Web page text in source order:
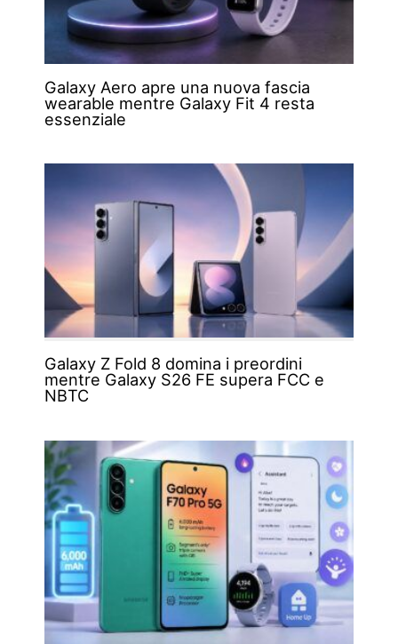
Galaxy Aero apre una nuova fascia
wearable mentre Galaxy Fit 4 resta
essenziale
Galaxy Z Fold 8 domina i preordini
mentre Galaxy S26 FE supera FCC e
NBTC